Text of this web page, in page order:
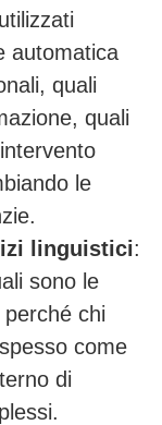
automatica
quali
quali
le
linguistici:
sono le
chi
come
di